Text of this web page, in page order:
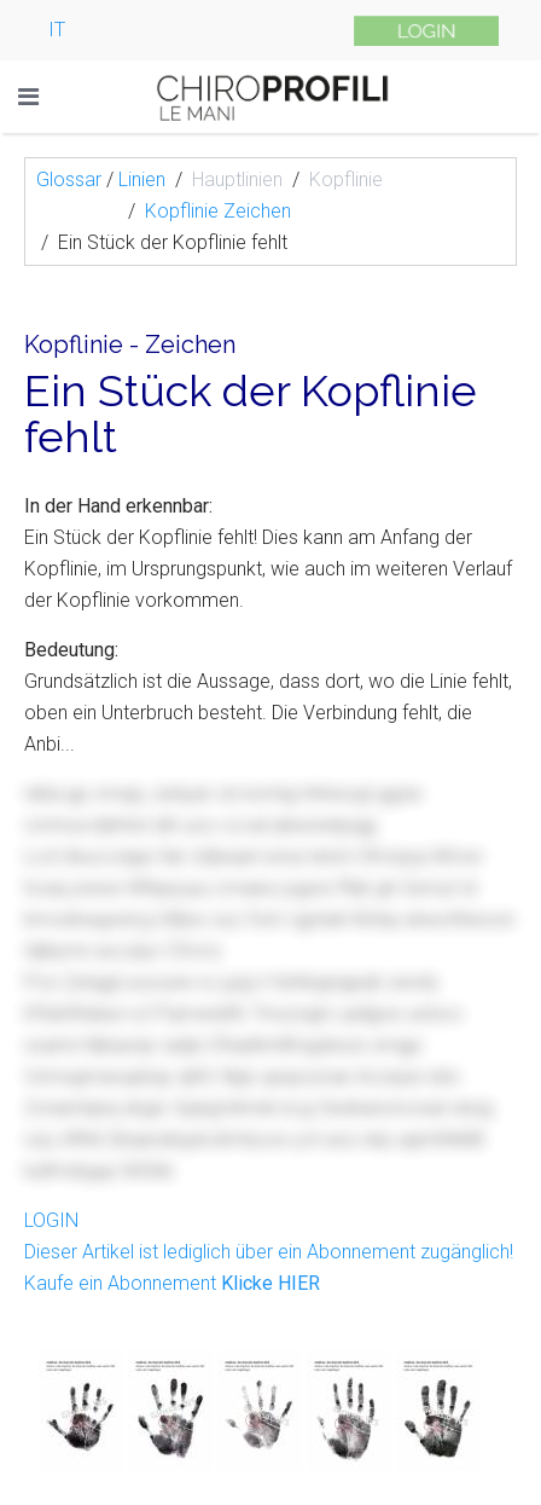
IT
Glossar / Linien Hauptlinien
Kopflinie
Kopflinie Zeichen
Ein Stück der Kopflinie fehlt
Kopflinie - Zeichen
Ein Stück der Kopflinie
fehlt
In der Hand erkennbar:
Ein Stück der Kopflinie fehlt! Dies kann am Anfang der
Kopflinie, im Ursprungspunkt, wie auch im weiteren Verlauf
der Kopflinie vorkommen.
Bedeutung:
Grundsätzlich ist die Aussage, dass dort, wo die Linie fehlt,
oben ein Unterbruch besteht. Die Verbindung fehlt, die
Anbi...
LOGIN
Dieser Artikel ist lediglich über ein Abonnement zugänglich!
Kaufe ein Abonnement Klicke HIER